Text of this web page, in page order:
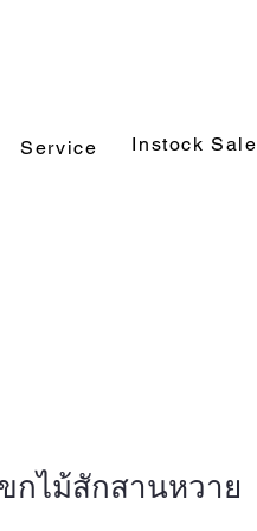
Service Instock Sale
กไม้สักสานหวาย